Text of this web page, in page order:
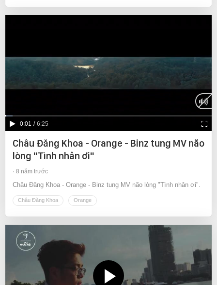
Current
Time
0:01 / Duration
6:25
Châu Đăng Khoa - Orange - Binz tung MV não
lòng "Tình nhân ơi"
8 năm trước
Châu Đăng Khoa - Orange - Binz tung MV não lòng "Tình nhân ơi".
Châu Đăng Khoa Orange